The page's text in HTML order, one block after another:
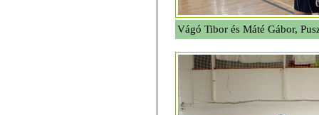
Vágó Tibor és Máté Gábor,